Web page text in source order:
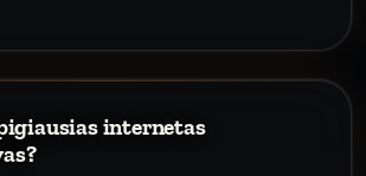
internetas